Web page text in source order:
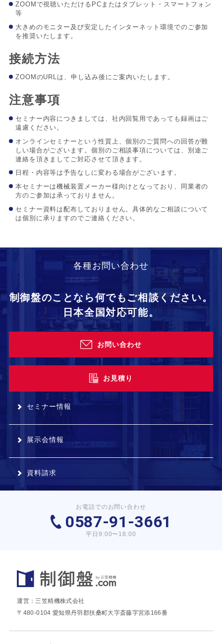
ZOOMで視聴いただけるPCまたはタブレット・スマートフォン
等
大きめのモニター及び安定したインターネット環境でのご参加
を推奨いたします。
接続方法
ZOOMのURLは、申し込み後にご案内いたします。
注意事項
セミナー内容につきましては、社内回覧用であっても録画はご
遠慮ください。
オンラインセミナーという性質上、個別のご質問への回答が難
しい場合がございます。個別のご相談事項については、別途ご
連絡を頂きましてご対応させて頂きます。
日程・内容等は予告なしに変わる場合がございます。
本セミナーは機械装置メーカー様向けとなっており、同業者の
方のご参加は承っておりません。
セミナー資料は配布しておりません。具体的なご相談について
は個別に承りますのでご連絡ください。
各種お問い合わせ
制御盤のことなら何でもご相談ください。
日本全国対応可能。
お問い合わせ
お見積り
セミナー情報
展示会情報
資料請求
お電話でのお問い合わせ
0587-91-3661
平日9:00〜18:00
運営：三笠精機株式会社
〒480-0104 愛知県丹羽郡扶桑町大字斎藤字宮添166番